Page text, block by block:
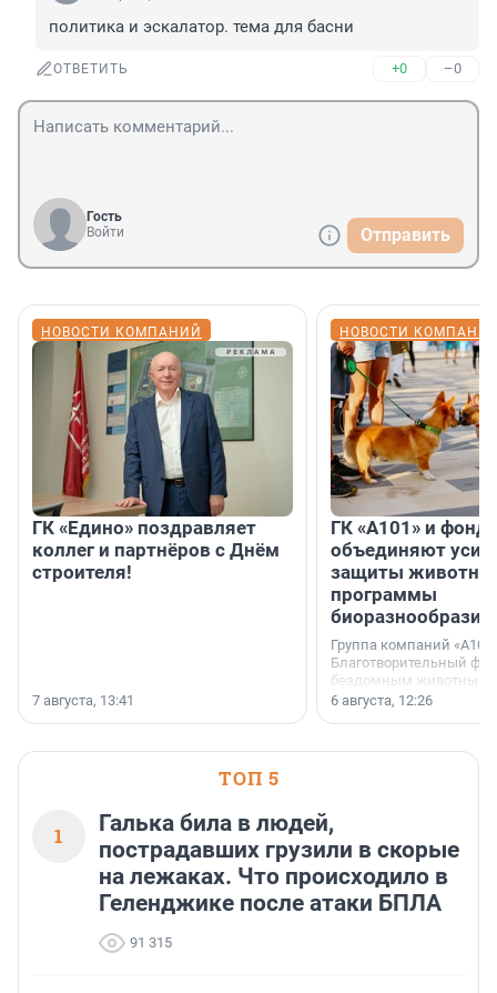
политика и эскалатор. тема для басни
ОТВЕТИТЬ +0 –0
Гость
Войти
Отправить
НОВОСТИ КОМПАНИЙ
ГК «Едино» поздравляет
коллег и партнёров с Днём
строителя!
7 августа, 13:41
НОВОСТИ
ГК «А101» и фонд
объединяют
защиты
программы
биоразнообразия
Группа компаний
Благотворительный
бездомным животным
заключили соглашение
6 августа, 12:26
ТОП 5
1
Галька била в людей,
пострадавших грузили в скорые
на лежаках. Что происходило в
Геленджике после атаки БПЛА
91 315